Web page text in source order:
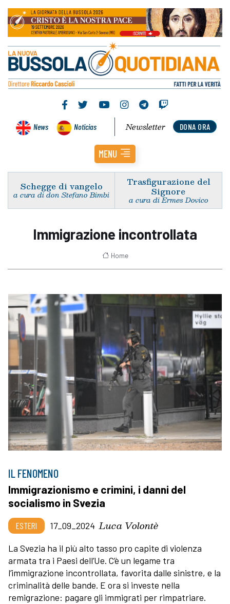
News Noticias DONA ORA
Newsletter
MENU
Schegge di vangelo
a cura di don Stefano Bimbi
Trasfigurazione del
Signore
a cura di Ermes Dovico
Immigrazione incontrollata
Home
IL FENOMENO
Immigrazionismo e crimini, i danni del
socialismo in Svezia
ESTERI 17_09_2024 Luca Volontè
La Svezia ha il più alto tasso pro capite di violenza
armata tra i Paesi dell’Ue. C’è un legame tra
l’immigrazione incontrollata, favorita dalle sinistre, e la
criminalità delle bande. E ora si investe nella
remigrazione: pagare gli immigrati per rimpatriare.